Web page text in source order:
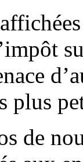
plus
de